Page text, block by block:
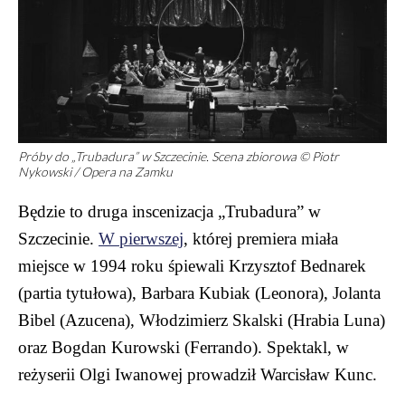
Próby do „Trubadura” w Szczecinie. Scena zbiorowa © Piotr
Nykowski / Opera na Zamku
Będzie to druga inscenizacja „Trubadura” w
Szczecinie. W pierwszej, której premiera miała
miejsce w 1994 roku śpiewali Krzysztof Bednarek
(partia tytułowa), Barbara Kubiak (Leonora), Jolanta
Bibel (Azucena), Włodzimierz Skalski (Hrabia Luna)
oraz Bogdan Kurowski (Ferrando). Spektakl, w
reżyserii Olgi Iwanowej prowadził Warcisław Kunc.